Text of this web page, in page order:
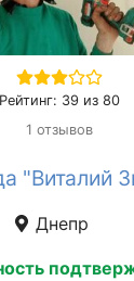
Рейтинг: 39 из 80
1 отзывов
"Виталий
Днепр